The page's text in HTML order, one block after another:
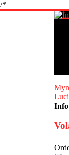
/*
Info